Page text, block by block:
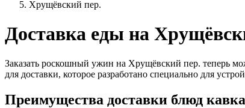
Хрущёвский пер.
Доставка еды на
Заказать роскошный ужин на Хрущёвский пер. теперь
для доставки, которое разработано специально для
Преимущества доставки блюд